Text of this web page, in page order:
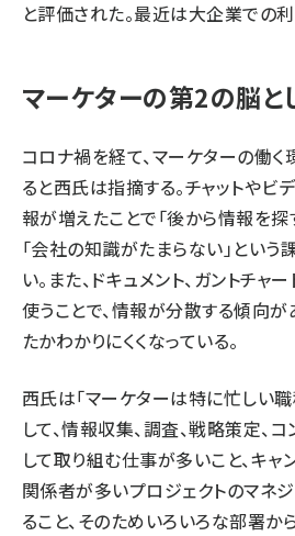
と評価された。最近は大企業での
マーケターの第2の脳と
コロナ禍を経て、マーケターの働
ると西氏は指摘する。チャットやビ
報が増えたことで「後から情報を探
「会社の知識がたまらない」とい
い。また、ドキュメント、ガントチ
使うことで、情報が分散する傾向が
たかわかりにくくなっている。
西氏は「マーケターは特に忙しい職
して、情報収集、調査、戦略策定、
して取り組む仕事が多いこと、キャ
関係者が多いプロジェクトのマネ
ること、そのためいろいろな部署